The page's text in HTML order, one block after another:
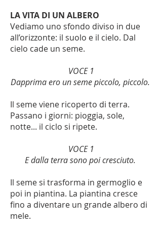
LA VITA DI UN ALBERO
Vediamo uno sfondo diviso in due
all’orizzonte: il suolo e il cielo. Dal
cielo cade un seme.
VOCE 1
Dapprima ero un seme piccolo, piccolo.
Il seme viene ricoperto di terra.
Passano i giorni: pioggia, sole,
notte... il ciclo si ripete.
VOCE 1
E dalla terra sono poi cresciuto.
Il seme si trasforma in germoglio e
poi in piantina. La piantina cresce
fino a diventare un grande albero di
mele.